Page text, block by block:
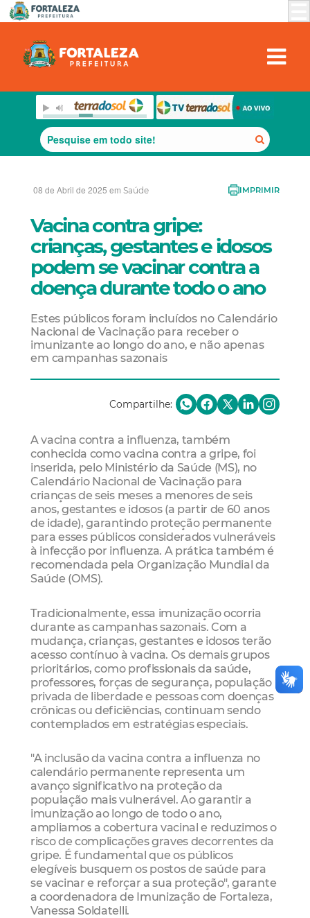
08 de Abril de 2025 em Saúde IMPRIMIR
Vacina contra gripe:
crianças, gestantes e idosos
podem se vacinar contra a
doença durante todo o ano
Estes públicos foram incluídos no Calendário
Nacional de Vacinação para receber o
imunizante ao longo do ano, e não apenas
em campanhas sazonais
Compartilhe:
A vacina contra a influenza, também
conhecida como vacina contra a gripe, foi
inserida, pelo Ministério da Saúde (MS), no
Calendário Nacional de Vacinação para
crianças de seis meses a menores de seis
anos, gestantes e idosos (a partir de 60 anos
de idade), garantindo proteção permanente
para esses públicos considerados vulneráveis
à infecção por influenza. A prática também é
recomendada pela Organização Mundial da
Saúde (OMS).
Tradicionalmente, essa imunização ocorria
durante as campanhas sazonais. Com a
mudança, crianças, gestantes e idosos terão
acesso contínuo à vacina. Os demais grupos
prioritários, como profissionais da saúde,
professores, forças de segurança, população
privada de liberdade e pessoas com doenças
crônicas ou deficiências, continuam sendo
contemplados em estratégias especiais.
"A inclusão da vacina contra a influenza no
calendário permanente representa um
avanço significativo na proteção da
população mais vulnerável. Ao garantir a
imunização ao longo de todo o ano,
ampliamos a cobertura vacinal e reduzimos o
risco de complicações graves decorrentes da
gripe. É fundamental que os públicos
elegíveis busquem os postos de saúde para
se vacinar e reforçar a sua proteção", garante
a coordenadora de Imunização de Fortaleza,
Vanessa Soldatelli.